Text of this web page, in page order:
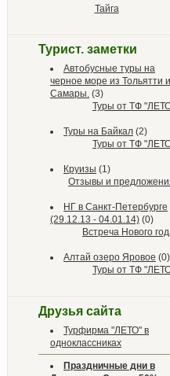
Тайга
Турист. заметки
Автобусные туры на
черное море из Тольятти и
Самары. (3)
Туры от ТФ
Туры на Байкал (2)
Туры от ТФ
Круизы (1)
Отзывы и
НГ в Санкт-Петербурге
(29.12.13 - 04.01.14) (0)
Встреча Нового
Алтай озеро Яровое (0)
Туры от ТФ
Друзья сайта
Турфирма "ЛЕТО" в
одноклассниках
Праздничные дни в